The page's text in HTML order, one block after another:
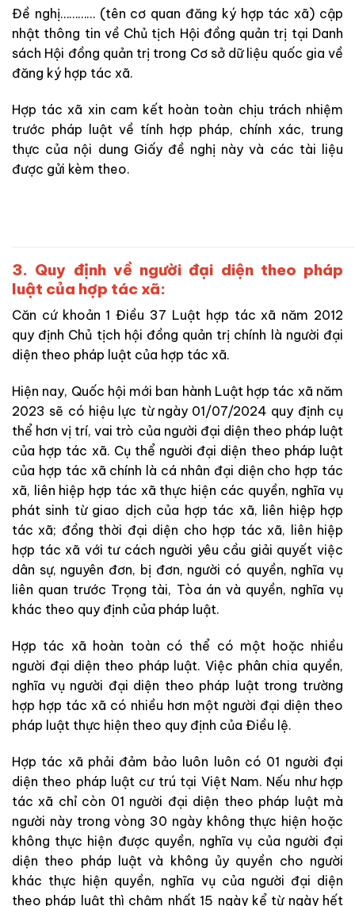
Đề nghị………… (tên cơ quan đăng ký hợp tác xã) cập
nhật thông tin về Chủ tịch Hội đồng quản trị tại Danh
sách Hội đồng quản trị trong Cơ sở dữ liệu quốc gia về
đăng ký hợp tác xã.
Hợp tác xã xin cam kết hoàn toàn chịu trách nhiệm
trước pháp luật về tính hợp pháp, chính xác, trung
thực của nội dung Giấy đề nghị này và các tài liệu
được gửi kèm theo.
3. Quy định về người đại diện theo pháp
luật của hợp tác xã:
Căn cứ khoản 1 Điều 37 Luật hợp tác xã năm 2012
quy định Chủ tịch hội đồng quản trị chính là người đại
diện theo pháp luật của hợp tác xã.
Hiện nay, Quốc hội mới ban hành Luật hợp tác xã năm
2023 sẽ có hiệu lực từ ngày 01/07/2024 quy định cụ
thể hơn vị trí, vai trò của người đại diện theo pháp luật
của hợp tác xã. Cụ thể người đại diện theo pháp luật
của hợp tác xã chính là cá nhân đại diện cho hợp tác
xã, liên hiệp hợp tác xã thực hiện các quyền, nghĩa vụ
phát sinh từ giao dịch của hợp tác xã, liên hiệp hợp
tác xã; đồng thời đại diện cho hợp tác xã, liên hiệp
hợp tác xã với tư cách người yêu cầu giải quyết việc
dân sự, nguyên đơn, bị đơn, người có quyền, nghĩa vụ
liên quan trước Trọng tài, Tòa án và quyền, nghĩa vụ
khác theo quy định của pháp luật.
Hợp tác xã hoàn toàn có thể có một hoặc nhiều
người đại diện theo pháp luật. Việc phân chia quyền,
nghĩa vụ người đại diện theo pháp luật trong trường
hợp hợp tác xã có nhiều hơn một người đại diện theo
pháp luật thực hiện theo quy định của Điều lệ.
Hợp tác xã phải đảm bảo luôn luôn có 01 người đại
diện theo pháp luật cư trú tại Việt Nam. Nếu như hợp
tác xã chỉ còn 01 người đại diện theo pháp luật mà
người này trong vòng 30 ngày không thực hiện hoặc
không thực hiện được quyền, nghĩa vụ của người đại
diện theo pháp luật và không ủy quyền cho người
khác thực hiện quyền, nghĩa vụ của người đại diện
theo pháp luật thì chậm nhất 15 ngày kể từ ngày hết